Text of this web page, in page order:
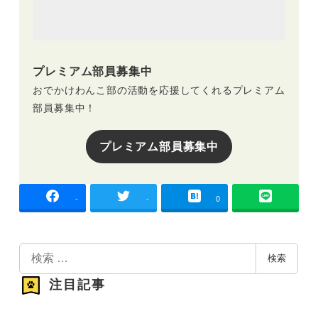
プレミアム部員募集中
おでかけわんこ部の活動を応援してくれるプレミアム
部員募集中！
プレミアム部員募集中
- - 0
検
索
検索
注目記事